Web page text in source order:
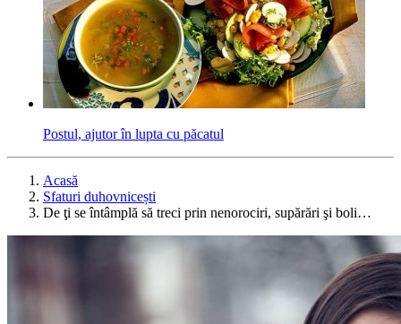
Postul, ajutor în lupta cu păcatul
Acasă
Sfaturi duhovnicești
De ţi se întâmplă să treci prin nenorociri, supărări şi boli…